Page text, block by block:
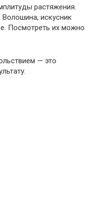
растяжения.
Волошина, искусник
Посмотреть их можно
— это